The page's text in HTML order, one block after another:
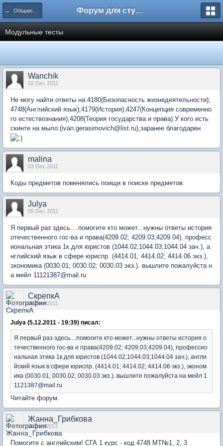
← Общаются юристы Форум для студента СГА
Модульные тесты
Wanchik
02 Dec 2011
Не могу найти ответы на:4180(Безопасность жизнедеятельности);
4748(Английский язык);4179(История);4247(Концепция современно
го естествознания);4208(Теория государства и права).У кого есть
скинте на мыло:(ivan.gerasimovich@list.ru),заранее благодарен
malina
03 Dec 2011
Коды предметов поменялись поищи в поиске предметов.
Julya
05 Dec 2011
Я первый раз здесь....помогите кто может...нужны ответы история
отечественного гос-ва и права(4209.02; 4209.03;4209.04), професс
иональная этика 1к.для юристов (1044.02;1044.03;1044.04 зач.), а
нглийский язык в сфере юриспр. (4414.01; 4414.02; 4414.06 экз.),
экономика (0030.01; 0030.02; 0030.03 экз.). вышлите пожалуйста н
а мейл 11121387@mail.ru
СкрепкА
06 Dec 2011
Julya (5.12.2011 - 19:39) писал:
Я первый раз здесь....помогите кто может...нужны ответы история о
течественного гос-ва и права(4209.02; 4209.03;4209.04), профессио
нальная этика 1к.для юристов (1044.02;1044.03;1044.04 зач.), англи
йский язык в сфере юриспр. (4414.01; 4414.02; 4414.06 экз.), эконом
ика (0030.01; 0030.02; 0030.03 экз.). вышлите пожалуйста на мейл 1
1121387@mail.ru
Читайте форум.
Жанна_Грибкова
30 Jan 2013
Помогите с английским! СГА 1 курс - код 4748 МТ№1, 2, 3